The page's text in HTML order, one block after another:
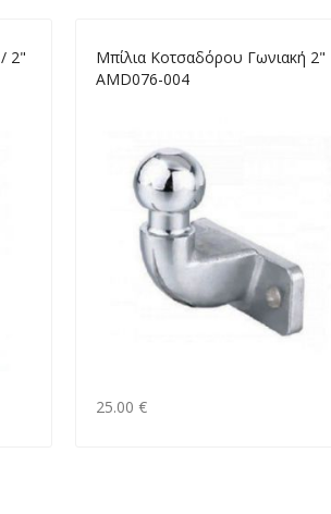
2"
Μπίλια Κοτσαδόρου Γωνιακή 2"
AMD076-004
25.00 €